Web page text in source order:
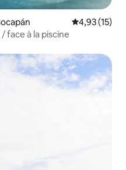
Évaluation
4,93 (15)
face à la piscine